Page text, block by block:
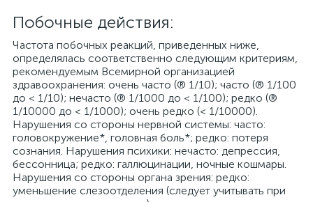
Побочные действия:
Частота побочных реакций, приведенных ниже,
определялась соответственно следующим критериям,
рекомендуемым Всемирной организацией
здравоохранения: очень часто (® 1/10); часто (® 1/100
до < 1/10); нечасто (® 1/1000 до < 1/100); редко (®
1/10000 до < 1/1000); очень редко (< 1/10000).
Нарушения со стороны нервной системы: часто:
головокружение*, головная боль*; редко: потеря
сознания. Нарушения психики: нечасто: депрессия,
бессонница; редко: галлюцинации, ночные кошмары.
Нарушения со стороны органа зрения: редко:
уменьшение слезоотделения (следует учитывать при